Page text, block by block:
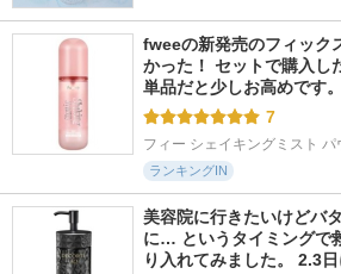
fweeの新発売のフィック
かった！ セットで購入し
単品だと少しお高めです
7
フィー シェイキングミスト
ランキングIN
美容院に行きたいけどバ
に… というタイミングで
り入れてみました。 2.3